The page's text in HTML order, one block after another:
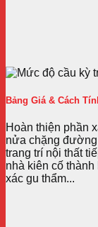
Bảng Giá & Cách
Hoàn thiện phần
nửa chặng đường
trang trí nội thất
nhà kiên cố
xác gu thẩm...